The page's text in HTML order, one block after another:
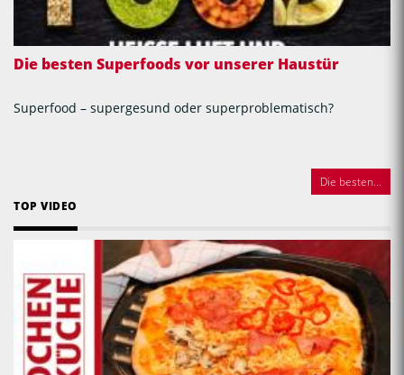
Die besten Superfoods vor unserer Haustür
Superfood – supergesund oder superproblematisch?
Die besten...
TOP VIDEO